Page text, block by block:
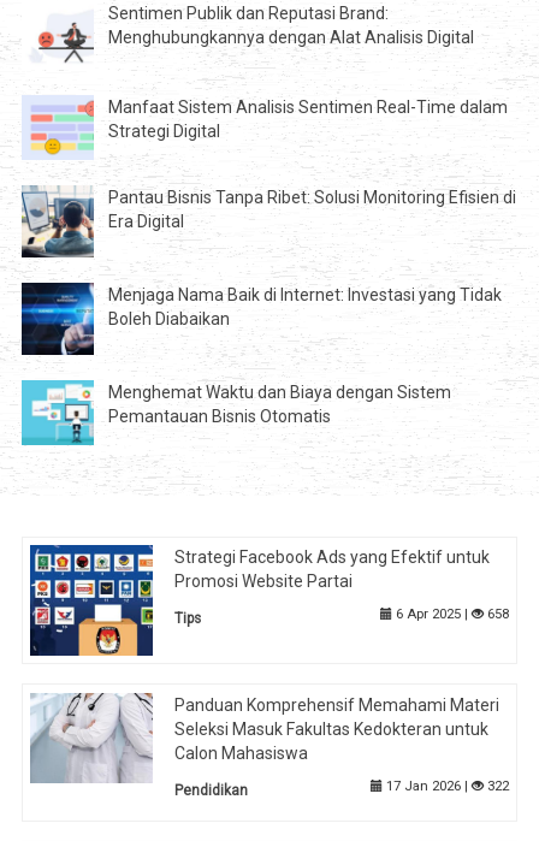
Sentimen Publik dan Reputasi Brand:
Menghubungkannya dengan Alat Analisis Digital
Manfaat Sistem Analisis Sentimen Real-Time dalam
Strategi Digital
Pantau Bisnis Tanpa Ribet: Solusi Monitoring Efisien di
Era Digital
Menjaga Nama Baik di Internet: Investasi yang Tidak
Boleh Diabaikan
Menghemat Waktu dan Biaya dengan Sistem
Pemantauan Bisnis Otomatis
Strategi Facebook Ads yang Efektif untuk
Promosi Website Partai
Tips 6 Apr 2025 | 658
Panduan Komprehensif Memahami Materi
Seleksi Masuk Fakultas Kedokteran untuk
Calon Mahasiswa
Pendidikan 17 Jan 2026 | 322